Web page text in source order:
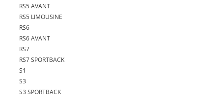
RS5 AVANT
RS5 LIMOUSINE
RS6
RS6 AVANT
RS7
RS7 SPORTBACK
S1
S3
S3 SPORTBACK